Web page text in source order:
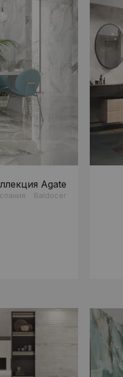
Agate
Baldocer